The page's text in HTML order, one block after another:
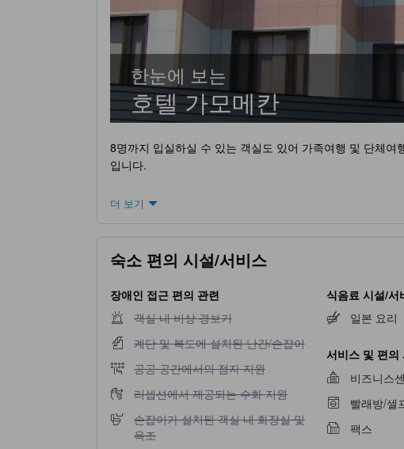
한눈에 보는
호텔 가모메칸
8명까지 입실하실 수 있는 객실도 있어 가족여행 및 단체
입니다.
더 보기
숙소 편의 시설/서비스
장애인 접근 편의 관련
객실 내 비상 경보기 이용 불가
객실 내 비상 경보기
계단 및 복도에 설치된 난간/손잡이 이용 불가
계단 및 복도에 설치된 난간/손잡이
공공 공간에서의 점자 지원 이용 불가
공공 공간에서의 점자 지원
리셉션에서 제공되는 수화 지원 이용 불가
리셉션에서 제공되는 수화 지원
손잡이가 설치된 객실 내 화장실 및 욕조 이용 불가
손잡이가 설치된 객실 내 화장실 및
욕조
식음료 시설/서
일본 요리
서비스 및 편의
비즈니스
빨래방/셀
팩스